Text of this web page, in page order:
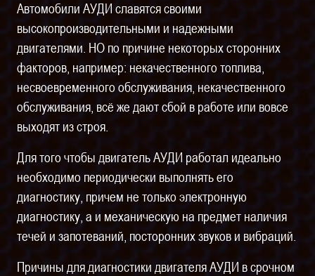
Автомобили АУДИ славятся своими
высокопроизводительными и надежными
двигателями. НО по причине некоторых сторонних
факторов, например: некачественного топлива,
несвоевременного обслуживания, некачественного
обслуживания, всё же дают сбой в работе или вовсе
выходят из строя.
Для того чтобы двигатель АУДИ работал идеально
необходимо периодически выполнять его
диагностику, причем не только электронную
диагностику, а и механическую на предмет наличия
течей и запотеваний, посторонних звуков и вибраций.
Причины для диагностики двигателя АУДИ в срочном